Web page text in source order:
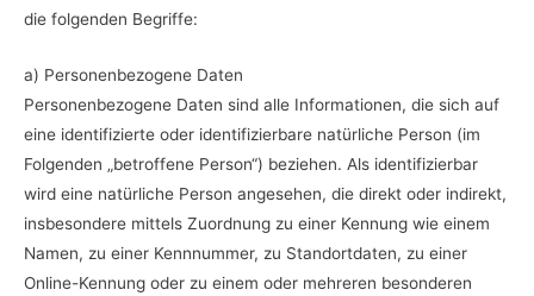
die folgenden Begriffe:
a) Personenbezogene Daten
Personenbezogene Daten sind alle Informationen, die sich auf
eine identifizierte oder identifizierbare natürliche Person (im
Folgenden „betroffene Person“) beziehen. Als identifizierbar
wird eine natürliche Person angesehen, die direkt oder indirekt,
insbesondere mittels Zuordnung zu einer Kennung wie einem
Namen, zu einer Kennnummer, zu Standortdaten, zu einer
Online-Kennung oder zu einem oder mehreren besonderen